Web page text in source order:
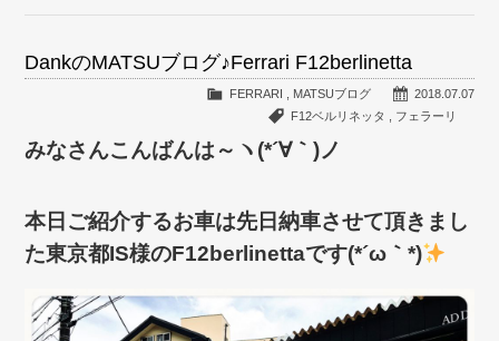
DankのMATSUブログ♪Ferrari F12berlinetta
2018.07.07
FERRARI
MATSUブログ
F12ベルリネッタ
フェラーリ
みなさんこんばんは～ヽ(*´∀｀)ノ
本日ご紹介するお車は先日納車させて頂きまし
た東京都IS様のF12berlinettaです(*´ω｀*)